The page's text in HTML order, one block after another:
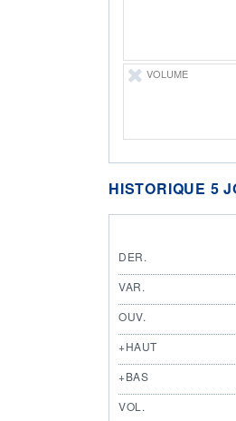
VOLUME
HISTORIQUE 5
DER.
VAR.
OUV.
+HAUT
+BAS
VOL.